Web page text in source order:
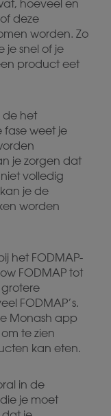
hoeveel en
deze
worden. Zo
je snel of je
product eet
de het
weet je
je zorgen dat
volledig
je de
worden
het FODMAP-
FODMAP tot
FODMAP’s.
Monash app
te zien
kan eten.
in de
je moet